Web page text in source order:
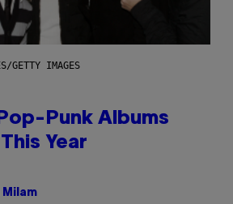
GETTY IMAGES
Punk Albums
Year
Milam